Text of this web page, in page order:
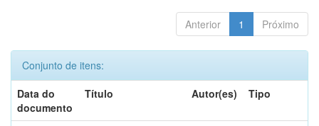
Anterior 1 Próximo
Conjunto de itens:
Data do
documento
Título Autor(es) Tipo